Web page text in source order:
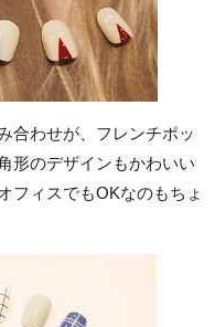
合わせが、フレンチポッ
形のデザインもかわいい
フィスでもOKなのもちょ